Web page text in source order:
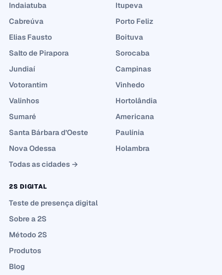
Indaiatuba
Itupeva
Cabreúva
Porto Feliz
Elias Fausto
Boituva
Salto de Pirapora
Sorocaba
Jundiaí
Campinas
Votorantim
Vinhedo
Valinhos
Hortolândia
Sumaré
Americana
Santa Bárbara d’Oeste
Paulínia
Nova Odessa
Holambra
Todas as cidades →
2S DIGITAL
Teste de presença digital
Sobre a 2S
Método 2S
Produtos
Blog